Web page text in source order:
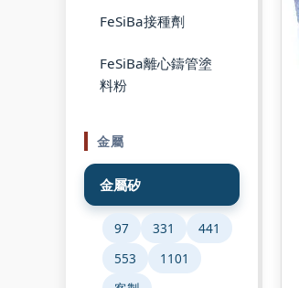
FeSiBa接種劑
FeSiBa離心鑄管塗
料粉
金屬
金屬矽
97 331
441
553
1101